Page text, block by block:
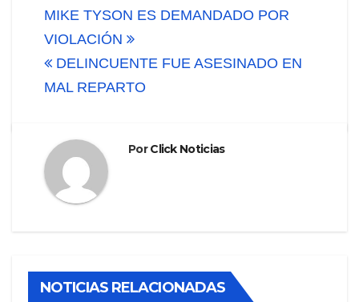
Navegación
de
entradas
MIKE TYSON ES DEMANDADO POR
VIOLACIÓN
DELINCUENTE FUE ASESINADO EN
MAL REPARTO
PorClick Noticias
NOTICIAS RELACIONADAS